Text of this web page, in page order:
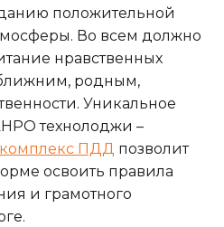
положительной
Во всем должно
нравственных
родным,
Уникальное
технолоджи –
ПДД позволит
освоить правила
и грамотного